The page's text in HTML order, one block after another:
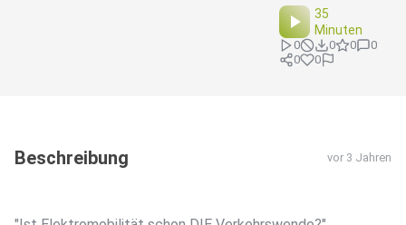
35
Minuten
0 0 0
0
0
0
Beschreibung vor 3 Jahren